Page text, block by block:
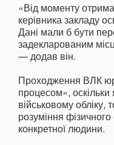
«Від моменту
керівника закладу
Дані мали б бути
задекларованим
— додав він.
Проходження ВЛК
процесом»,
військовому
розуміння
конкретної людини.